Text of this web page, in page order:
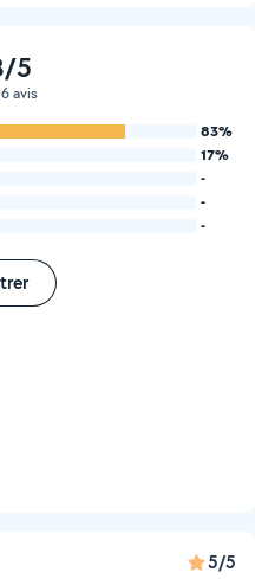
5
avis
83%
17%
-
-
-
5/5